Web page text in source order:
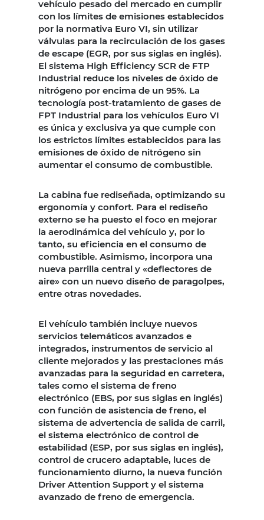
vehículo pesado del mercado en cumplir
con los límites de emisiones establecidos
por la normativa Euro VI, sin utilizar
válvulas para la recirculación de los gases
de escape (EGR, por sus siglas en inglés).
El sistema High Efficiency SCR de FTP
Industrial reduce los niveles de óxido de
nitrógeno por encima de un 95%. La
tecnología post-tratamiento de gases de
FPT Industrial para los vehículos Euro VI
es única y exclusiva ya que cumple con
los estrictos límites establecidos para las
emisiones de óxido de nitrógeno sin
aumentar el consumo de combustible.
La cabina fue rediseñada, optimizando su
ergonomía y confort. Para el rediseño
externo se ha puesto el foco en mejorar
la aerodinámica del vehículo y, por lo
tanto, su eficiencia en el consumo de
combustible. Asimismo, incorpora una
nueva parrilla central y «deflectores de
aire» con un nuevo diseño de paragolpes,
entre otras novedades.
El vehículo también incluye nuevos
servicios telemáticos avanzados e
integrados, instrumentos de servicio al
cliente mejorados y las prestaciones más
avanzadas para la seguridad en carretera,
tales como el sistema de freno
electrónico (EBS, por sus siglas en inglés)
con función de asistencia de freno, el
sistema de advertencia de salida de carril,
el sistema electrónico de control de
estabilidad (ESP, por sus siglas en inglés),
control de crucero adaptable, luces de
funcionamiento diurno, la nueva función
Driver Attention Support y el sistema
avanzado de freno de emergencia.